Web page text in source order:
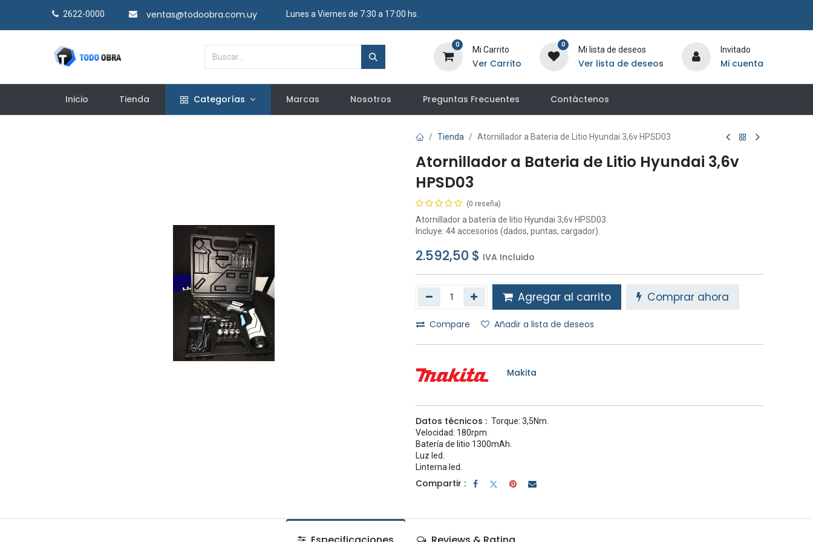
2622-0000​ ventas@todoobra.com.uy ​ Lunes a Viernes de 7:30 a 17:00 hs.
0
Mi Carrito
Ver Carrito
0
Mi lista de deseos
Ver lista de deseos
Invitado
Mi cuenta
Inicio Tienda Categorías Marcas Nosotros Preguntas Frecuentes Contáctenos
Tienda Atornillador a Bateria de Litio Hyundai 3,6v HPSD03
Atornillador a Bateria de Litio Hyundai 3,6v
HPSD03
(0 reseña)
Atornillador a batería de litio Hyundai 3,6v HPSD03.
Incluye: 44 accesorios (dados, puntas, cargador).
2.592,50 $ IVA Incluido
Agregar al carrito Comprar ahora
Compare Añadir a lista de deseos
Makita
Datos técnicos : Torque: 3,5Nm.
Velocidad: 180rpm.
Batería de litio 1300mAh.
Luz led.
Linterna led.
Compartir :